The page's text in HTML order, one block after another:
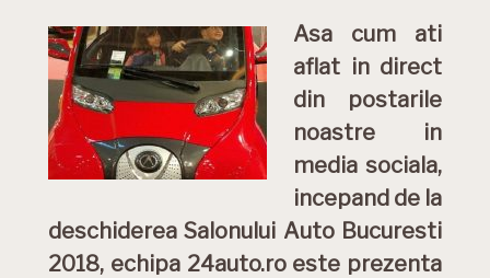
Asa cum ati
aflat in direct
din postarile
noastre in
media sociala,
incepand de la
deschiderea Salonului Auto Bucuresti
2018, echipa 24auto.ro este prezenta